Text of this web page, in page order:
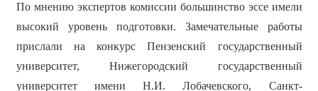
По мнению экспертов комиссии большинство эссе имели
высокий уровень подготовки. Замечательные работы
прислали на конкурс Пензенский государственный
университет, Нижегородский государственный
университет имени Н.И. Лобачевского, Санкт-